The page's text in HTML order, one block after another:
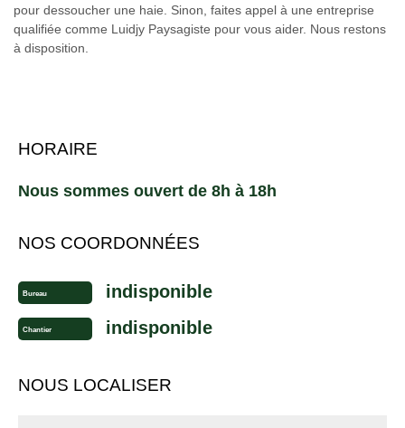
pour dessoucher une haie. Sinon, faites appel à une entreprise
qualifiée comme Luidjy Paysagiste pour vous aider. Nous restons
à disposition.
HORAIRE
Nous sommes ouvert de 8h à 18h
NOS COORDONNÉES
Bureau indisponible
Chantier indisponible
NOUS LOCALISER